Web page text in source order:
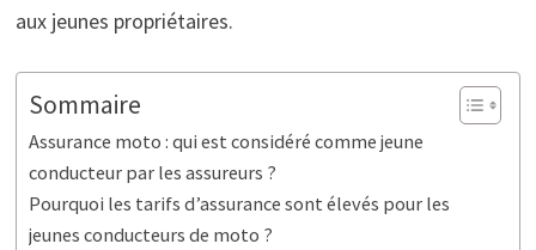
aux jeunes propriétaires.
Sommaire
Assurance moto : qui est considéré comme jeune
conducteur par les assureurs ?
Pourquoi les tarifs d’assurance sont élevés pour les
jeunes conducteurs de moto ?